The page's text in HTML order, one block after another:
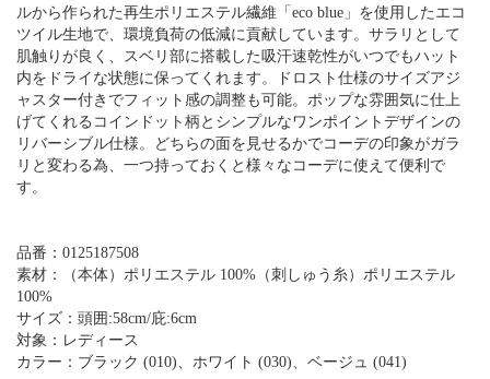
ルから作られた再生ポリエステル繊維「eco blue」を使用したエコ
ツイル生地で、環境負荷の低減に貢献しています。サラリとして
肌触りが良く、スベリ部に搭載した吸汗速乾性がいつでもハット
内をドライな状態に保ってくれます。ドロスト仕様のサイズアジ
ャスター付きでフィット感の調整も可能。ポップな雰囲気に仕上
げてくれるコインドット柄とシンプルなワンポイントデザインの
リバーシブル仕様。どちらの面を見せるかでコーデの印象がガラ
リと変わる為、一つ持っておくと様々なコーデに使えて便利で
す。
品番：0125187508
素材：（本体）ポリエステル 100%（刺しゅう糸）ポリエステル
100%
サイズ：頭囲:58cm/庇:6cm
対象：レディース
カラー：ブラック (010)、ホワイト (030)、ベージュ (041)